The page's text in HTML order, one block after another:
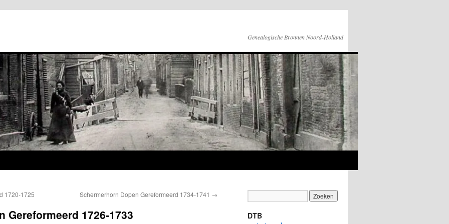
Genealogische Bronnen Noord-Holland
1720-1725 Schermerhorn Dopen Gereformeerd 1734-1741 →
Gereformeerd 1726-1733 DTB